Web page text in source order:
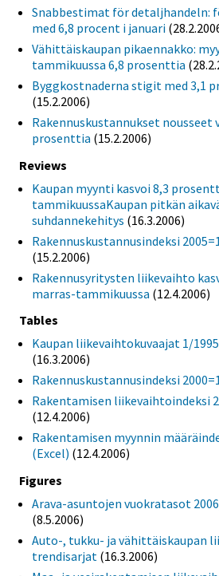
Snabbestimat för detaljhandeln:
med 6,8 procent i januari
Vähittäiskaupan pikaennakko:
tammikuussa 6,8 prosenttia
Byggkostnaderna stigit med 3,1
(15.2.2006)
Rakennuskustannukset nousseet
prosenttia (15.2.2006)
Reviews
Kaupan myynti kasvoi 8,3
tammikuussaKaupan pitkän
suhdannekehitys (16.3.2006)
Rakennuskustannusindeksi
(15.2.2006)
Rakennusyritysten liikevaihto
marras-tammikuussa (12.4.2006)
Tables
Kaupan liikevaihtokuvaajat 1/
(16.3.2006)
Rakennuskustannusindeksi
Rakentamisen liikevaihtoindeksi
(12.4.2006)
Rakentamisen myynnin
(Excel) (12.4.2006)
Figures
Arava-asuntojen vuokratasot
(8.5.2006)
Auto-, tukku- ja vähittäiskaupan
trendisarjat (16.3.2006)